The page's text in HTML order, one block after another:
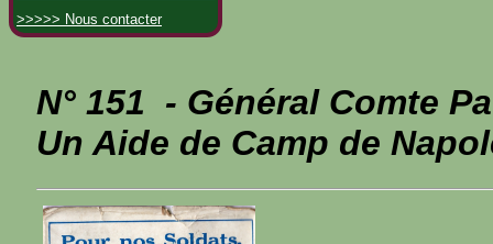
>>>>> Nous contacter
N° 151 - Général Comte
Un Aide de Camp de